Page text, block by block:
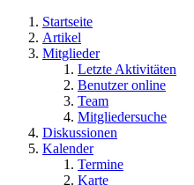
Startseite
Artikel
Mitglieder
Letzte Aktivitäten
Benutzer online
Team
Mitgliedersuche
Diskussionen
Kalender
Termine
Karte